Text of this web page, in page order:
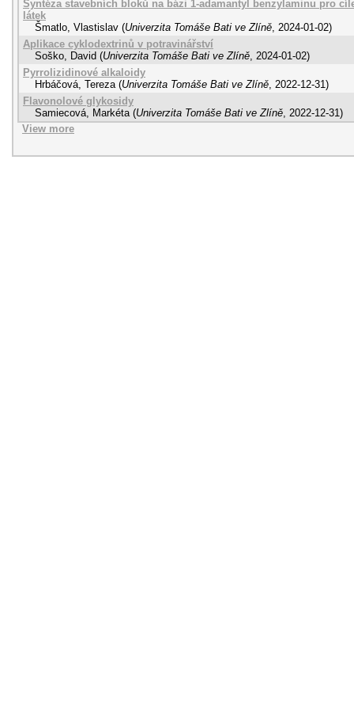
Syntéza stavebních bloků na bázi 1-adamantyl benzylaminu pro
látek
Šmatlo, Vlastislav (Univerzita Tomáše Bati ve Zlíně, 2024-01-02)
Aplikace cyklodextrinů v potravinářství
Soško, David (Univerzita Tomáše Bati ve Zlíně, 2024-01-02)
Pyrrolizidinové alkaloidy
Hrbáčová, Tereza (Univerzita Tomáše Bati ve Zlíně, 2022-12-31)
Flavonolové glykosidy
Samiecová, Markéta (Univerzita Tomáše Bati ve Zlíně, 2022-12-31)
View more